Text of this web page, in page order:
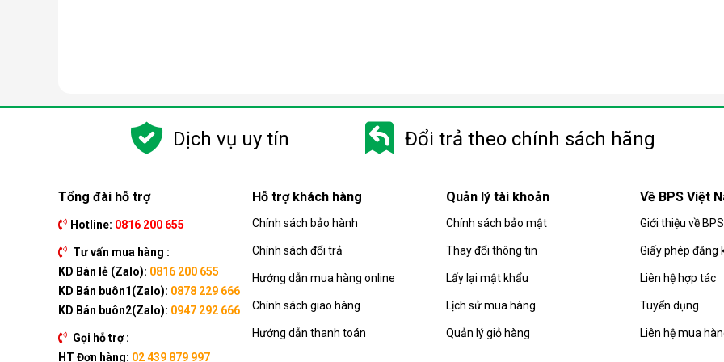
Nguyên lý hoạt động của máy lọc nước RO
Công nghệ RO dựa trên quá trình thẩm thấu ngược, trong đó nước được ép qua một màng lọc bán thấm nhờ áp lực
đi qua, giữ lại gần như hoàn toàn tạp chất, vi khuẩn, virus, chất rắn hòa tan hay kim loại nặng.
Quá trình này đòi hỏi nguồn nước phải được đẩy lên áp suất cao hơn áp suất thẩm thấu tự nhiên, nhờ bơm tăng áp
gần như đạt độ tinh khiết tối đa, đáp ứng tiêu chuẩn nước uống trực tiếp.
Điều đặc biệt của công nghệ này là khả năng loại bỏ đến 99,9% các chất ô nhiễm, giúp bạn an tâm hơn khi sử dụng
Dịch vụ uy tín Đổi trả theo chính sách hãng
Tổng đài hỗ trợ
Hotline: 0816 200 655
Tư vấn mua hàng :
KD Bán lẻ (Zalo): 0816 200 655
KD Bán buôn1(Zalo): 0878 229 666
KD Bán buôn2(Zalo): 0947 292 666
Gọi hỗ trợ :
HT Đơn hàng: 02 439 879 997
Hỗ trợ khách hàng
Chính sách bảo hành
Chính sách đổi trả
Hướng dẫn mua hàng online
Chính sách giao hàng
Hướng dẫn thanh toán
Quản lý tài khoản
Chính sách bảo mật
Thay đổi thông tin
Lấy lại mật khẩu
Lịch sử mua hàng
Quản lý giỏ hàng
Về BPS Việt
Giới thiệu về
Giấy phép đăng
Liên hệ hợp tác
Tuyển dụng
Liên hệ mua